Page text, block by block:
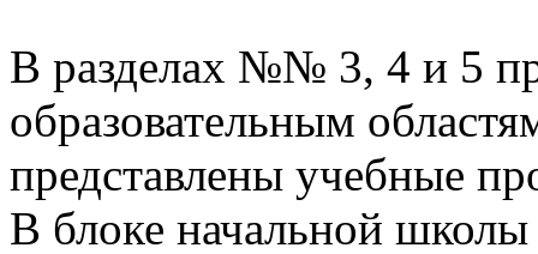
В разделах №№ 3, 4 и 5
образовательным
представлены учебные
В блоке начальной